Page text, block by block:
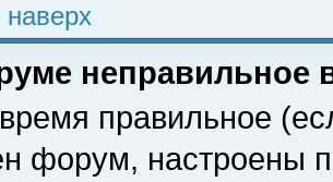
наверх
неправильное
правильное
форум, настроены